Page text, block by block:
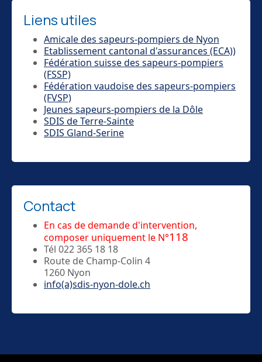
Liens utiles
Amicale des sapeurs-pompiers de Nyon
Etablissement cantonal d'assurances (ECA))
Fédération suisse des sapeurs-pompiers
(FSSP)
Fédération vaudoise des sapeurs-pompiers
(FVSP)
Jeunes sapeurs-pompiers de la Dôle
SDIS de Terre-Sainte
SDIS Gland-Serine
Contact
En cas de demande d'intervention,
composer uniquement le N°118
Tél 022 365 18 18
Route de Champ-Colin 4
1260 Nyon
info(a)sdis-nyon-dole.ch